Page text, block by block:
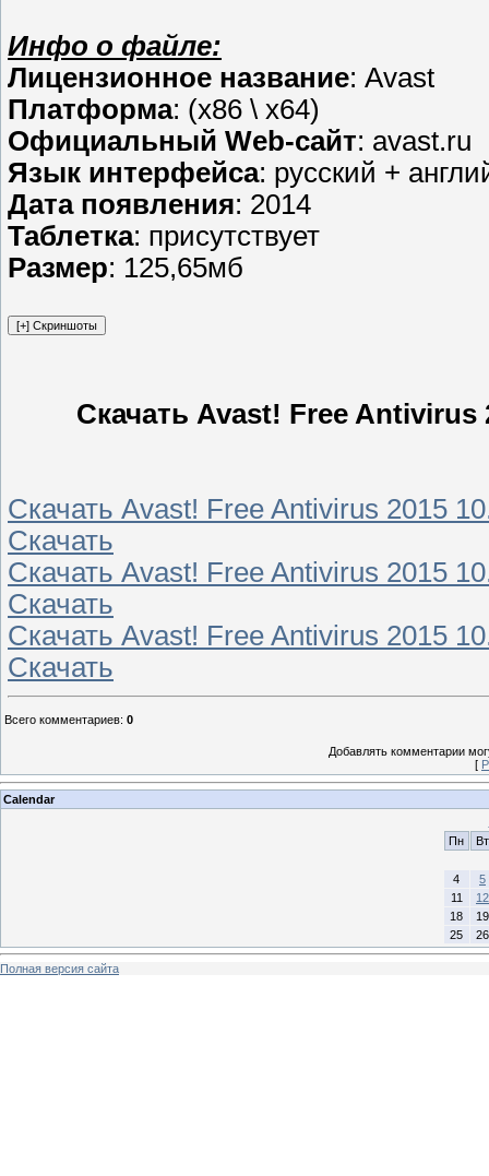
Инфо о файле:
Лицензионное название: Avast
Платформа: (x86 \ x64)
Официальный Web-сайт: avast.ru
Язык интерфейса: русский +
Дата появления: 2014
Таблетка: присутствует
Размер: 125,65мб
Скачать Avast! Free Antivirus
Скачать Avast! Free Antivirus 2015
Скачать
Скачать Avast! Free Antivirus 2015
Скачать
Скачать Avast! Free Antivirus 2015
Скачать
Всего комментариев: 0
Добавлять комментарии
[
Calendar
Пн
Вт
4
5
11
12
18
19
25
26
Полная версия сайта